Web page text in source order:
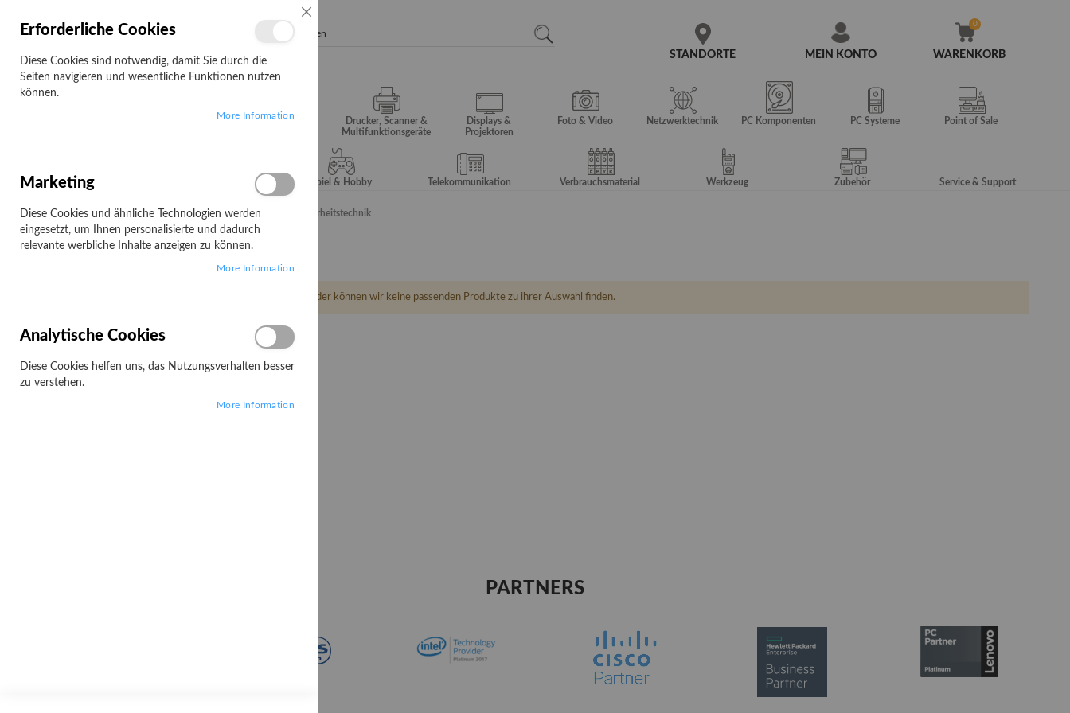
MEIN KONTO
STANDORTE WARENKORB
Campus
Drucker, Scanner &
Multifunktionsgeräte
Displays &
Projektoren
Foto & Video Netzwerktechnik PC Komponenten PC Systeme Point of Sale
Server & Storage Spiel & Hobby Telekommunikation Verbrauchsmaterial Werkzeug Zubehör Service & Support
Startseite Sonstiges Elektro & Installation Sicherheitstechnik
Sicherheitstechnik
Leider können wir keine passenden Produkte zu ihrer Auswahl finden.
PARTNERS
Erforderliche Cookies
Diese Cookies sind notwendig, damit Sie durch die
Seiten navigieren und wesentliche Funktionen nutzen
können.
More Information
Marketing
Diese Cookies und ähnliche Technologien werden
eingesetzt, um Ihnen personalisierte und dadurch
relevante werbliche Inhalte anzeigen zu können.
More Information
Analytische Cookies
Diese Cookies helfen uns, das Nutzungsverhalten besser
zu verstehen.
More Information